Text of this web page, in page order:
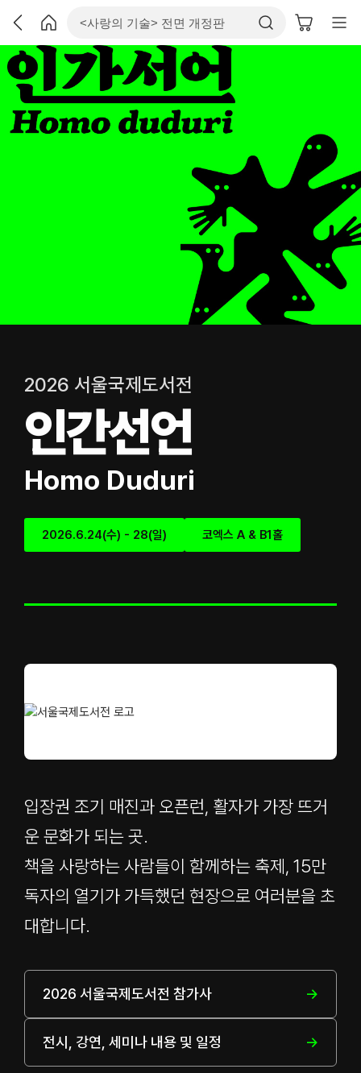
2026 서울국제도서전
인간선언
Homo Duduri
2026.6.24(수) - 28(일) 코엑스 A & B1홀
입장권 조기 매진과 오픈런, 활자가 가장 뜨거
운 문화가 되는 곳.
책을 사랑하는 사람들이 함께하는 축제, 15만
독자의 열기가 가득했던 현장으로 여러분을 초
대합니다.
2026 서울국제도서전 참가사
전시, 강연, 세미나 내용 및 일정